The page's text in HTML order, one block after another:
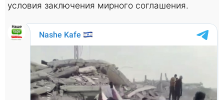
условия заключения мирного соглашения.